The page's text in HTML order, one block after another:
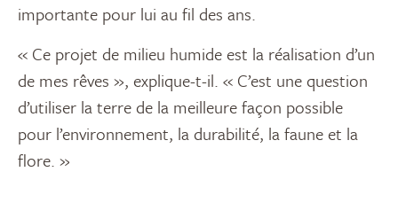
importante pour lui au fil des ans.
« Ce projet de milieu humide est la réalisation d’un
de mes rêves », explique-t-il. « C’est une question
d’utiliser la terre de la meilleure façon possible
pour l’environnement, la durabilité, la faune et la
flore. »